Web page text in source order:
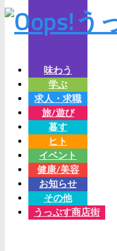
味わう
学ぶ
求人・求職
旅/遊び
暮す
ヒト
イベント
健康/美容
お知らせ
その他
うっぷす商店街